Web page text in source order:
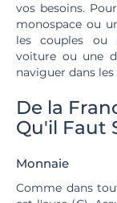
vos besoins.
monospace ou
les couples ou
voiture ou une
naviguer dans
De la
Qu'il Faut
Monnaie
Comme dans